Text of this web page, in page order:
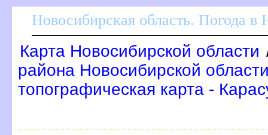
Новосибирская область. Погода в
Карта Новосибирской области
района Новосибирской
топографическая карта -